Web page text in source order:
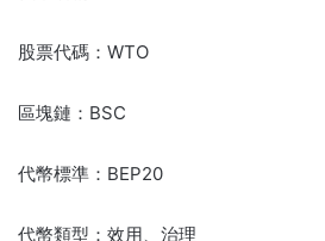
股票代碼：WTO
區塊鏈：BSC
代幣標準：BEP20
代幣類型：效用、治理